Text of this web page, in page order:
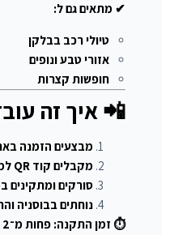
✔ מתאים גם ל:
טיולי רכב בבלקן
אזורי טבע ונופים
חופשות קצרות
📲 איך זה
מבצעים הזמנה
מקבלים קוד QR למייל
סורקים ומתקינים
נוחתים בבוסניה
⏱ זמן התקנה: פחות מ־2 דקות